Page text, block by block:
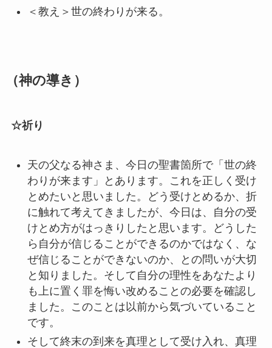
＜教え＞世の終わりが来る。
（神の導き）
☆祈り
天の父なる神さま、今日の聖書箇所で「世の終
わりが来ます」とあります。これを正しく受け
とめたいと思いました。どう受けとめるか、折
に触れて考えてきましたが、今日は、自分の受
けとめ方がはっきりしたと思います。どうした
ら自分が信じることができるのかではなく、な
ぜ信じることができないのか、との問いが大切
と知りました。そして自分の理性をあなたより
も上に置く罪を悔い改めることの必要を確認し
ました。このことは以前から気づいていること
です。
そして終末の到来を真理として受け入れ、真理